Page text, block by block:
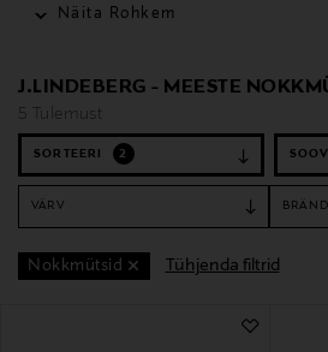
Näita Rohkem
J.LINDEBERG - MEESTE
5 Tulemust
SORTEERI 2
VÄRV BRÄND
Nokkmütsid Tühjenda filtrid